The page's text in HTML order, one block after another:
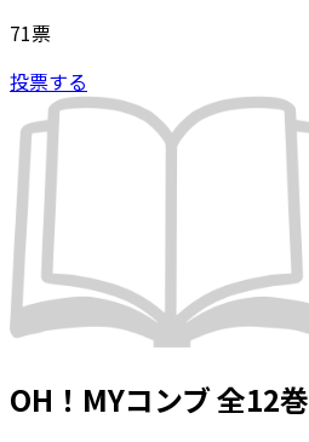
71票
投票する
OH！MYコンブ 全12巻